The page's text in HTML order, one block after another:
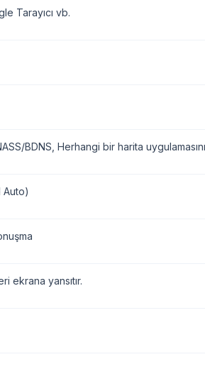
Tarayıcı vb.
BDNS, Herhangi bir harita
Auto)
ekrana yansıtır.